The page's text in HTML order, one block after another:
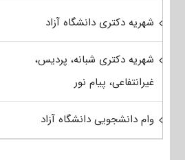
شهریه دکتری دانشگاه آزاد
شهریه دکتری شبانه، پردیس،
غیرانتفاعی، پیام نور
وام دانشجویی دانشگاه آزاد